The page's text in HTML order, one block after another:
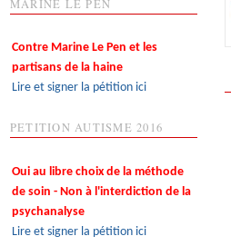
MARINE LE PEN
Contre Marine Le Pen et les
partisans de la haine
Lire et signer la pétition ici
PETITION AUTISME 2016
Oui au libre choix de la méthode
de soin - Non à l'interdiction de la
psychanalyse
Lire et signer la pétition ici